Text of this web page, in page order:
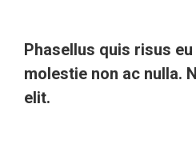
Phasellus quis risus
molestie non ac nulla.
elit.